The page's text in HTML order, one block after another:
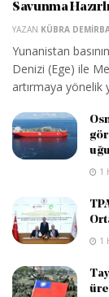
Savunma
YAZAN KÜBRA
Yunanistan
Denizi (Ege) ile
artırmaya yönelik
1
1